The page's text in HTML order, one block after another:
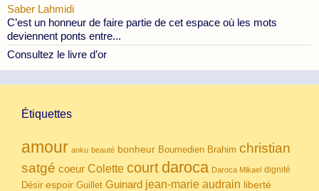
Saber Lahmidi
C’est un honneur de faire partie de cet espace où les mots
deviennent ponts entre...
Consultez le livre d’or
Étiquettes
amour anku beauté bonheur Boumedien Brahim christian
satgé coeur Colette court daroca Daroca Mikael dignité
Désir espoir Guillet Guinard jean-marie audrain liberté